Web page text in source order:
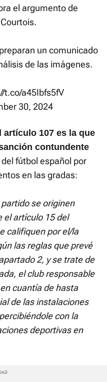
el argumento de
un comunicado
de las imágenes.
t.co/a45Ibfs5fV
30, 2024
artículo 107 es la que
contundente
fútbol español por
en las gradas:
se originen
el artículo 15 del
califiquen por el/la
las reglas que prevé
2, y se trate de
el club responsable
cuantía de hasta
de las instalaciones
con la
deportivas en